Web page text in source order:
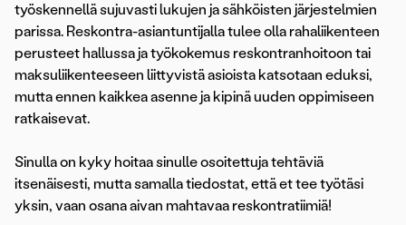
työskennellä sujuvasti lukujen ja sähköisten järjestelmien
parissa. Reskontra-asiantuntijalla tulee olla rahaliikenteen
perusteet hallussa ja työkokemus reskontranhoitoon tai
maksuliikenteeseen liittyvistä asioista katsotaan eduksi,
mutta ennen kaikkea asenne ja kipinä uuden oppimiseen
ratkaisevat.
Sinulla on kyky hoitaa sinulle osoitettuja tehtäviä
itsenäisesti, mutta samalla tiedostat, että et tee työtäsi
yksin, vaan osana aivan mahtavaa reskontratiimiä!